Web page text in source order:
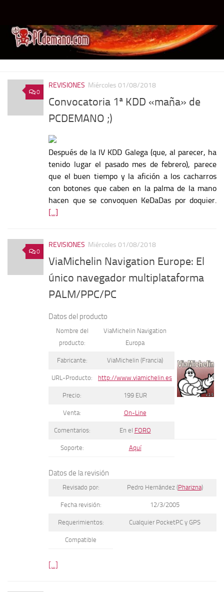
0
REVISIONES Miércoles 01/08/2018
Convocatoria 1ª KDD «maña» de
PCDEMANO ;)
Después de la IV KDD Galega (que, al parecer, ha
tenido lugar el pasado mes de febrero), parece
que el buen tiempo y la afición a los cacharros
con botones que caben en la palma de la mano
hacen que se convoquen KeDaDas por doquier.
[...]
0
REVISIONES Miércoles 01/08/2018
ViaMichelin Navigation Europe: El
único navegador multiplataforma
PALM/PPC/PC
Datos del producto
Nombre del
producto:
ViaMichelin Navigation
Europa
Fabricante: ViaMichelin (Francia)
URL-Producto: http://www.viamichelin.es
Precio: 199 EUR
Venta: On-Line
Comentarios: En el FORO
Soporte: Aquí
Datos de la revisión
Revisado por: Pedro Hernández (Pharizna)
Fecha revisión: 12/3/2005
Requerimientos: Cualquier PocketPC y GPS
Compatible
[...]